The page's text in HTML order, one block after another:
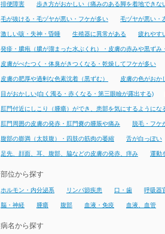
排便障害 歩き方がおかしい（痛みのある脚を着地できな
毛が抜ける・毛ヅヤが悪い・フケが多い 毛ヅヤが悪い・
激しい咳・失神・昏睡 生殖器に異常がある 疲れやす
発疹・膿疱（膿が溜まった水ぶくれ）・皮膚の赤みや黒ずみ
皮膚がべたつく・体臭がきつくなる・乾燥してフケが多い
皮膚の肥厚や過剰な色素沈着（黒ずむ） 皮膚の色がおか
目がおかしい(白く濁る・赤くなる・第三眼瞼が露出する)
肛門付近にしこり（腫瘍）ができ、患部を気にするようにな
肛門周囲の皮膚の発赤・肛門嚢の腫脹や痛み 脱毛・フケ
腹部の膨満（太鼓腹）・四肢の筋肉の萎縮 舌が白っぽい
足先、顔面、耳、腹部、脇などの皮膚の発赤、痒み 運動
部位から探す
ホルモン・内分泌系 リンパ節疾患 口・歯 呼吸器
脳・神経 腫瘍 腹部 血液・免疫 血液、血管
病名から探す